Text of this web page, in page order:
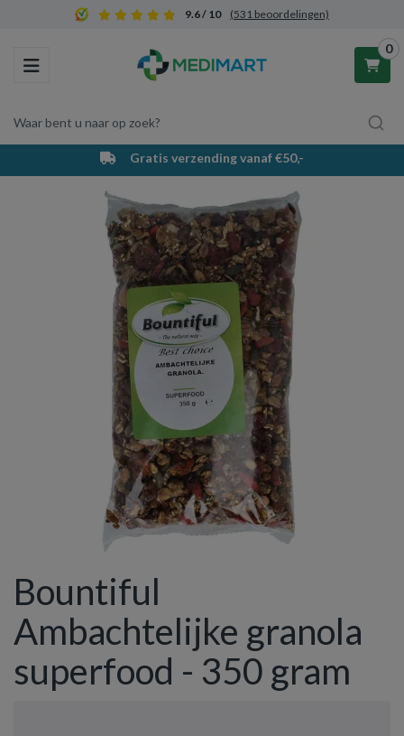
9.6 / 10 (531 beoordelingen)
Toggle navigation
Waar bent u naar op zoek?
0
Winkelwagen
Uw winkelwagen is leeg.
Vul hem met producten.
Gratis verzending vanaf €50,-
Bountiful
Ambachtelijke granola
superfood - 350 gram